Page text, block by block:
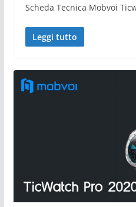
Scheda Tecnica Mobvoi
Leggi tutto